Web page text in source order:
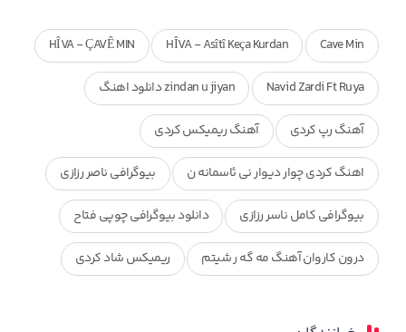
Cave Min
HÎVA - Asîtî Keça Kurdan
HÎVA - ÇAVÊ MIN
Navid Zardi Ft Ruya zindan u jiyan دانلود اهنگ
آهنگ رپ کردی آهنگ ریمیکس کردی
اهنگ کردی چوار دیوار نی ئاسمانه ن بیوگرافی ناصر رزازی
بیوگرافی کامل ناسر رزازی دانلود بیوگرافی چوپی فتاح
درون کاروان آهنگ مه گه ر شیتم ریمیکس شاد کردی